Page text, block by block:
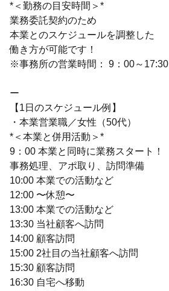
*＜勤務の目安時間＞*
業務委託契約のため
本業とのスケジュールを調整した
働き方が可能です！
※事務所の営業時間： 9：00～17:30
ー
【1日のスケジュール例】
・本業営業職／女性（50代）
*＜本業と併用活動＞*
9：00 本業と同時に業務スタート！
事務処理、アポ取り、訪問準備
10:00 本業での活動など
12:00 〜休憩〜
13:00 本業での活動など
13:30 当社顧客へ訪問
14:00 顧客訪問
15:00 2社目の当社顧客へ訪問
15:30 顧客訪問
16:30 自宅へ移動